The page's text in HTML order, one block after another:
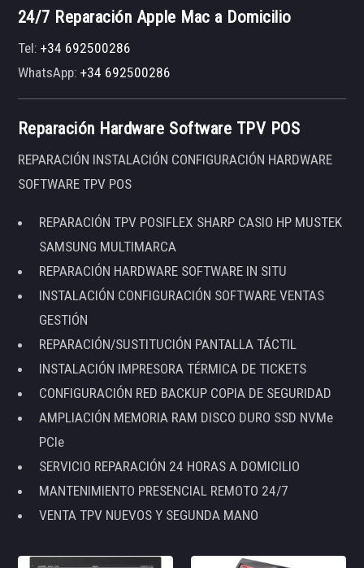
24/7 Reparación Apple Mac a Domicilio
Tel:+34 692500286
WhatsApp:+34 692500286
Reparación Hardware Software TPV POS
REPARACIÓN INSTALACIÓN CONFIGURACIÓN HARDWARE
SOFTWARE TPV POS
REPARACIÓN TPV POSIFLEX SHARP CASIO HP MUSTEK
SAMSUNG MULTIMARCA
REPARACIÓN HARDWARE SOFTWARE IN SITU
INSTALACIÓN CONFIGURACIÓN SOFTWARE VENTAS
GESTIÓN
REPARACIÓN/SUSTITUCIÓN PANTALLA TÁCTIL
INSTALACIÓN IMPRESORA TÉRMICA DE TICKETS
CONFIGURACIÓN RED BACKUP COPIA DE SEGURIDAD
AMPLIACIÓN MEMORIA RAM DISCO DURO SSD NVMe
PCIe
SERVICIO REPARACIÓN 24 HORAS A DOMICILIO
MANTENIMIENTO PRESENCIAL REMOTO 24/7
VENTA TPV NUEVOS Y SEGUNDA MANO